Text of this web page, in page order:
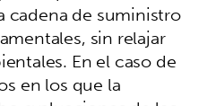
cadena de suministro
sin relajar
En el caso de
en los que la